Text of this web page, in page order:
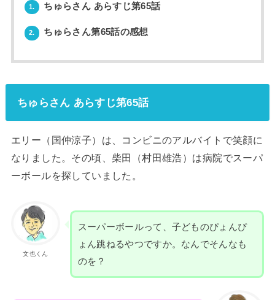
1. ちゅらさん あらすじ第65話
2. ちゅらさん第65話の感想
ちゅらさん あらすじ第65話
エリー（国仲涼子）は、コンビニのアルバイトで笑顔に
なりました。その頃、柴田（村田雄浩）は病院でスーパ
ーボールを探していました。
文也くん
スーパーボールって、子どものぴょんぴ
ょん跳ねるやつですか。なんでそんなも
のを？